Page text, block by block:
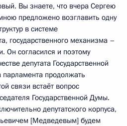
Вы знаете, что вчера Сергею
предложено возглавить одну
в системе
государственного механизма –
Он согласился и поэтому
депутата Государственной
продолжать
связи встаёт вопрос
Государственной Думы.
депутатского корпуса,
[Медведевым] будем